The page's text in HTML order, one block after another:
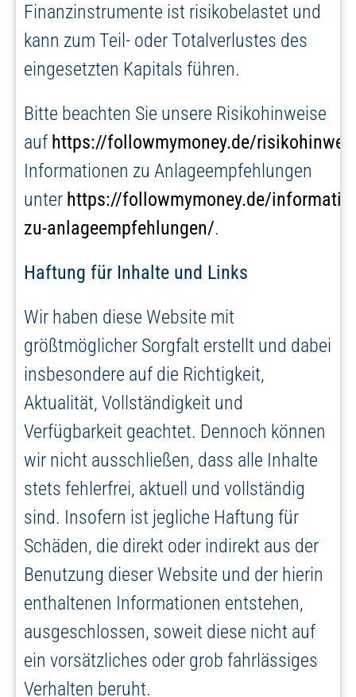
Finanzinstrumente ist risikobelastet und
kann zum Teil- oder Totalverlustes des
eingesetzten Kapitals führen.
Bitte beachten Sie unsere Risikohinweise
auf https://followmymoney.de/
Informationen zu Anlageempfehlungen
unter https://followmymoney.de/
zu-anlageempfehlungen/.
Haftung für Inhalte und Links
Wir haben diese Website mit
größtmöglicher Sorgfalt erstellt und dabei
insbesondere auf die Richtigkeit,
Aktualität, Vollständigkeit und
Verfügbarkeit geachtet. Dennoch können
wir nicht ausschließen, dass alle Inhalte
stets fehlerfrei, aktuell und vollständig
sind. Insofern ist jegliche Haftung für
Schäden, die direkt oder indirekt aus der
Benutzung dieser Website und der hierin
enthaltenen Informationen entstehen,
ausgeschlossen, soweit diese nicht auf
ein vorsätzliches oder grob fahrlässiges
Verhalten beruht.